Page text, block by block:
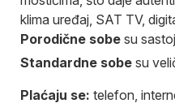
klima uređaj, SAT TV,
Porodične sobe su
Standardne sobe su
Plaćaju se: telefon,